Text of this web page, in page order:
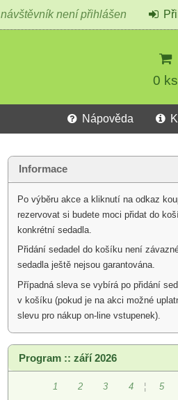
0
návštěvník není přihlášen
Nápověda
Informace
Po výběru akce a kliknutí na odkaz
rezervovat si budete moci přidat do
konkrétní sedadla.
Přidání sedadel do košíku není
sedadla ještě nejsou garantována.
Případná sleva se vybírá po přidání
v košíku (pokud je na akci možné
slevu pro nákup on-line vstupenek).
Program :: září 2026
1 2 3 4 ¦ 5